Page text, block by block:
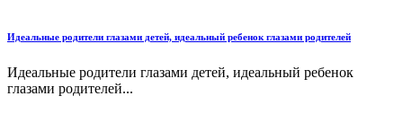
Идеальные родители глазами детей, идеальный ребенок глазами родителей
Идеальные родители глазами детей, идеальный ребенок
глазами родителей...